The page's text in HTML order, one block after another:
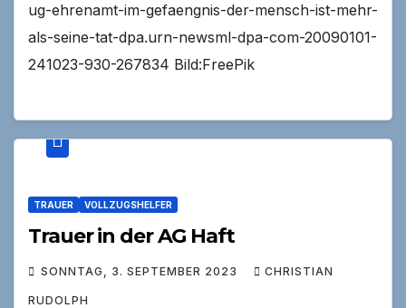
ug-ehrenamt-im-gefaengnis-der-mensch-ist-mehr-
als-seine-tat-dpa.urn-newsml-dpa-com-20090101-
241023-930-267834 Bild:FreePik
TRAUER VOLLZUGSHELFER
Trauer in der AG Haft
SONNTAG, 3. SEPTEMBER 2023 CHRISTIAN
RUDOLPH